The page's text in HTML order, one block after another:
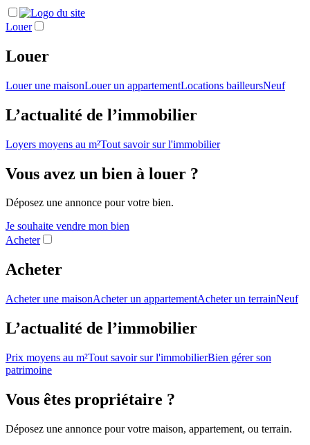
Louer
Louer
Louer une maisonLouer un appartementLocations bailleursNeuf
L’actualité de l’immobilier
Loyers moyens au m²Tout savoir sur l'immobilier
Vous avez un bien à louer ?
Déposez une annonce pour votre bien.
Je souhaite vendre mon bien
Acheter
Acheter
Acheter une maisonAcheter un appartementAcheter un terrainNeuf
L’actualité de l’immobilier
Prix moyens au m²Tout savoir sur l'immobilierBien gérer son
patrimoine
Vous êtes propriétaire ?
Déposez une annonce pour votre maison, appartement, ou terrain.